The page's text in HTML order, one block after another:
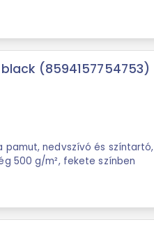
(8594157754753)
pamut, nedvszívó és színtartó,
500 g/m², fekete színben